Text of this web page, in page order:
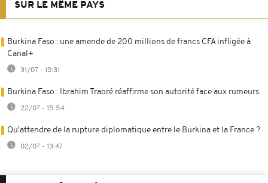
SUR LE MÊME PAYS
Burkina Faso : une amende de 200 millions de francs CFA infligée à
Canal+
31/07 - 10:31
Burkina Faso : Ibrahim Traoré réaffirme son autorité face aux rumeurs
22/07 - 15:54
Qu'attendre de la rupture diplomatique entre le Burkina et la France ?
02/07 - 13:47